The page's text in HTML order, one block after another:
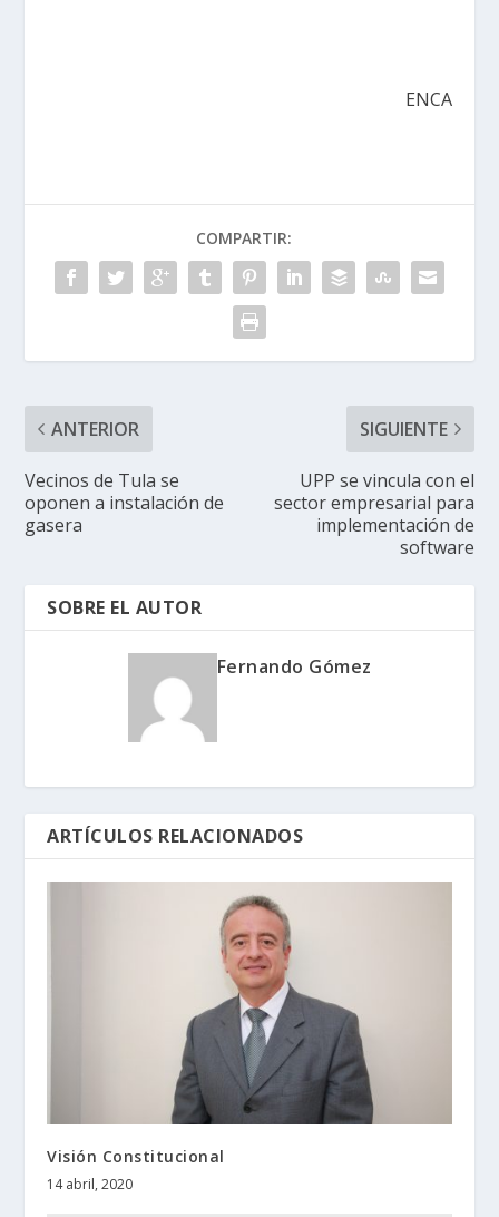
ENCA
COMPARTIR:
ANTERIOR
Vecinos de Tula se
oponen a instalación de
gasera
SIGUIENTE
UPP se vincula con el
sector empresarial para
implementación de
software
SOBRE EL AUTOR
Fernando Gómez
ARTÍCULOS RELACIONADOS
Visión Constitucional
14 abril, 2020